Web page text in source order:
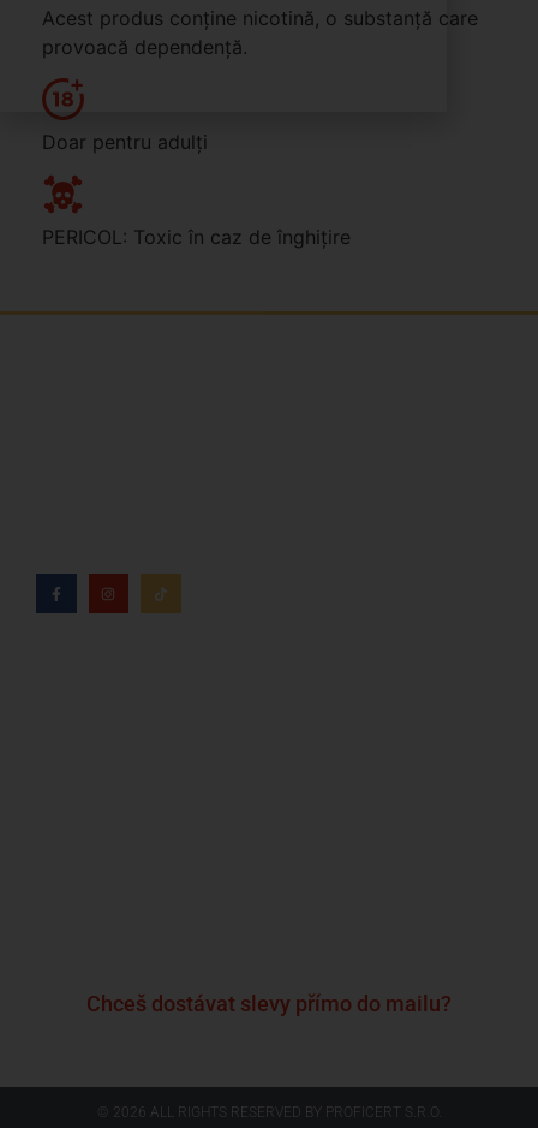
Acest produs conține nicotină, o substanță care
provoacă dependență.
Doar pentru adulți
PERICOL: Toxic în caz de înghițire
Chceš dostávat slevy přímo do mailu?
© 2026 ALL RIGHTS RESERVED​ BY PROFICERT S.R.O.